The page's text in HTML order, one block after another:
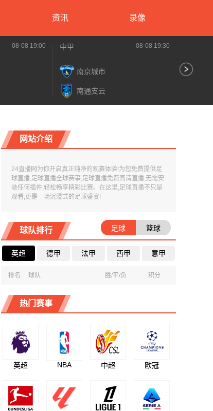
资讯 录像
08-08 19:00 中甲 08-08 19:30
南京城市
南通支云
网站介绍
24直播网为你开启真正纯净的观赛体验!为您免费提供足
球直播,足球直播全球赛事,足球直播免费高清直播,无需安
装任何插件,轻松畅享精彩比赛。在这里,足球直播不只是
观看,更是一场沉浸式的足球盛宴!
球队排行 足球 篮球
英超 德甲 法甲 西甲 意甲
排名 球队 胜/平/负 积分
热门赛事
英超 NBA 中超 欧冠